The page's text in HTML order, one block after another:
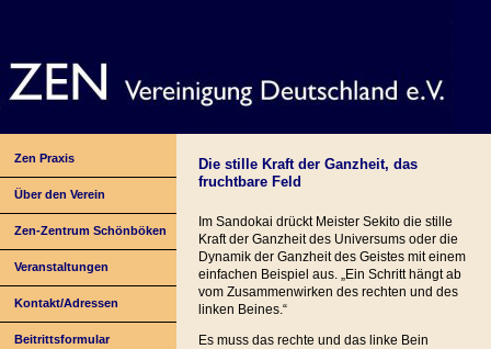
Zen Praxis
Über den Verein
Zen-Zentrum Schönböken
Veranstaltungen
Kontakt/Adressen
Beitrittsformular
Die stille Kraft der Ganzheit, das
fruchtbare Feld
Im Sandokai drückt Meister Sekito die stille
Kraft der Ganzheit des Universums oder die
Dynamik der Ganzheit des Geistes mit einem
einfachen Beispiel aus. „Ein Schritt hängt ab
vom Zusammenwirken des rechten und des
linken Beines.“
Es muss das rechte und das linke Bein